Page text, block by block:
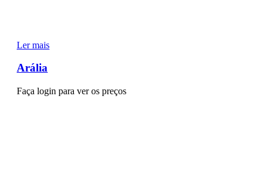
Ler mais
Arália
Faça login para ver os preços